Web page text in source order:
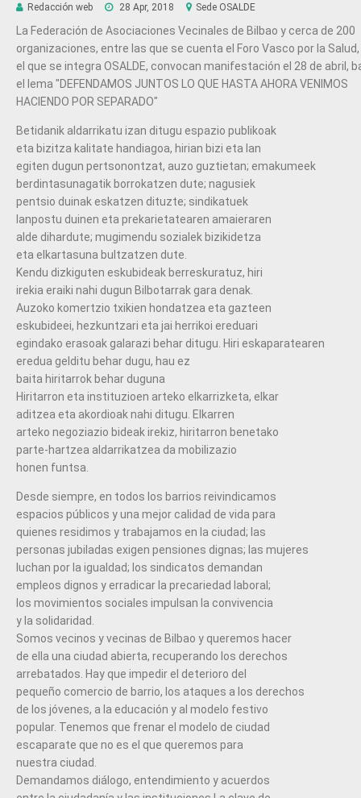
Redacción web 28 Apr, 2018 Sede OSALDE
La Federación de Asociaciones Vecinales de Bilbao y cerca de 200
organizaciones, entre las que se cuenta el Foro Vasco por la
el que se integra OSALDE, convocan manifestación el 28 de abril,
el lema "DEFENDAMOS JUNTOS LO QUE HASTA AHORA VENIMOS
HACIENDO POR SEPARADO"
Betidanik aldarrikatu izan ditugu espazio publikoak
eta bizitza kalitate handiagoa, hirian bizi eta lan
egiten dugun pertsonontzat, auzo guztietan; emakumeek
berdintasunagatik borrokatzen dute; nagusiek
pentsio duinak eskatzen dituzte; sindikatuek
lanpostu duinen eta prekarietatearen amaieraren
alde dihardute; mugimendu sozialek bizikidetza
eta elkartasuna bultzatzen dute.
Kendu dizkiguten eskubideak berreskuratuz, hiri
irekia eraiki nahi dugun Bilbotarrak gara denak.
Auzoko komertzio txikien hondatzea eta gazteen
eskubideei, hezkuntzari eta jai herrikoi ereduari
egindako erasoak galarazi behar ditugu. Hiri eskaparatearen
eredua gelditu behar dugu, hau ez
baita hiritarrok behar duguna
Hiritarron eta instituzioen arteko elkarrizketa, elkar
aditzea eta akordioak nahi ditugu. Elkarren
arteko negoziazio bideak irekiz, hiritarron benetako
parte-hartzea aldarrikatzea da mobilizazio
honen funtsa.
Desde siempre, en todos los barrios reivindicamos
espacios públicos y una mejor calidad de vida para
quienes residimos y trabajamos en la ciudad; las
personas jubiladas exigen pensiones dignas; las mujeres
luchan por la igualdad; los sindicatos demandan
empleos dignos y erradicar la precariedad laboral;
los movimientos sociales impulsan la convivencia
y la solidaridad.
Somos vecinos y vecinas de Bilbao y queremos hacer
de ella una ciudad abierta, recuperando los derechos
arrebatados. Hay que impedir el deterioro del
pequeño comercio de barrio, los ataques a los derechos
de los jóvenes, a la educación y al modelo festivo
popular. Tenemos que frenar el modelo de ciudad
escaparate que no es el que queremos para
nuestra ciudad.
Demandamos diálogo, entendimiento y acuerdos